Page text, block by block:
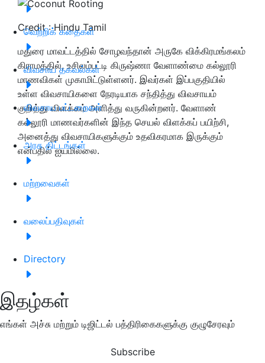
வெற்றிக் கதைகள்
விவசாய தகவல்கள்
விவசாய பட்டறைகள்
அரசு திட்டங்கள்
மற்றவைகள்
வலைப்பதிவுகள்
Directory
இதழ்கள்
எங்கள் அச்சு மற்றும் டிஜிட்டல் பத்திரிகைகளுக்கு குழுசேரவும்
Subscribe
Credit : Hindu Tamil
மதுரை மாவட்டத்தில் சோழவந்தான் அருகே விக்கிரமங்கலம்
கிராமத்தில், உசிலம்பட்டி கிருஷ்ணா வேளாண்மை கல்லூரி
மாணவிகள் முகாமிட்டுள்ளனர். இவர்கள் இப்பகுதியில்
உள்ள விவசாயிகளை நேரடியாக சந்தித்து விவசாயம்
குறித்து விளக்கம் அளித்து வருகின்றனர். வேளாண்
கல்லூரி மாணவர்களின் இந்த செயல் விளக்கப் பயிற்சி,
அனைத்து விவசாயிகளுக்கும் உதவிகரமாக இருக்கும்
என்பதில் ஐயமில்லை.